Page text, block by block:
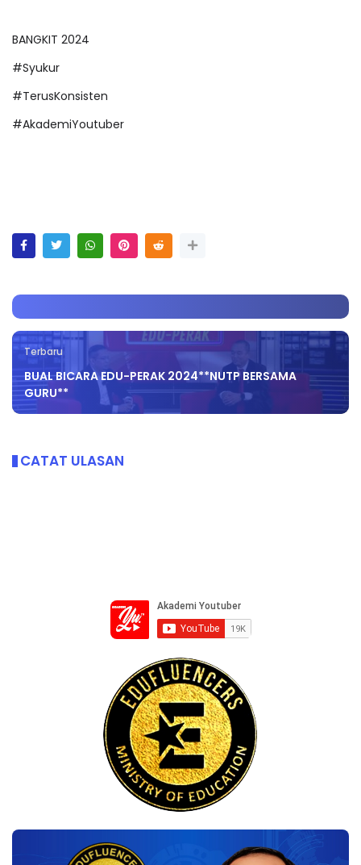
BANGKIT 2024
#Syukur
#TerusKonsisten
#AkademiYoutuber
Terbaru
BUAL BICARA EDU-PERAK 2024**NUTP BERSAMA
GURU**
CATAT ULASAN